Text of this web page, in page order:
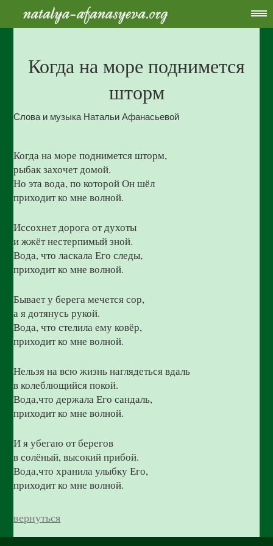
Когда на мoре поднимется
шторм
Слова и музыка Натальи Афанасьевой
Когда на мoре поднимется шторм,
рыбак захочет домой.
Но эта вода, по которой Он шёл
приходит ко мне волной.
Иссохнет дорога от духоты
и жжёт нестерпимый зной.
Вода, что ласкала Его следы,
приходит ко мне волной.
Бывает у берега мечется сор,
а я дотянусь рукой.
Вода, что стелила ему ковёр,
приходит ко мне волной.
Нельзя на всю жизнь наглядеться вдаль
в колеблющийся покой.
Вода,что держала Его сандаль,
приходит ко мне волной.
И я убегаю от берегов
в солёный, высокий прибой.
Вода,что хранила улыбку Его,
приходит ко мне волной.
вернуться